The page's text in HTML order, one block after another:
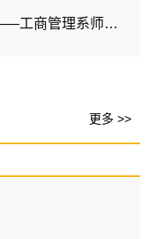
【工商管理系】铭记历史 缅怀先烈——工商管理系师生赴平津战役纪念馆开展主题参观活动
更多 >>